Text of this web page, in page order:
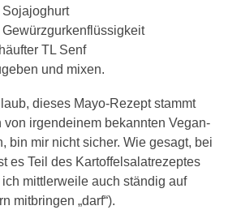
Sojajoghurt
Gewürzgurkenflüssigkeit
TL Senf
und mixen.
dieses Mayo-Rezept stammt
von irgendeinem bekannten Vegan-
bin mir nicht sicher. Wie gesagt, bei
es Teil des Kartoffelsalatrezeptes
ich mittlerweile auch ständig auf
mitbringen „darf“).